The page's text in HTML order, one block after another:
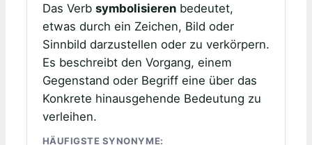
Das Verb symbolisierenbedeutet,
etwas durch ein Zeichen, Bild oder
Sinnbild darzustellen oder zu verkörpern.
Es beschreibt den Vorgang, einem
Gegenstand oder Begriff eine über das
Konkrete hinausgehende Bedeutung zu
verleihen.
HÄUFIGSTE SYNONYME: